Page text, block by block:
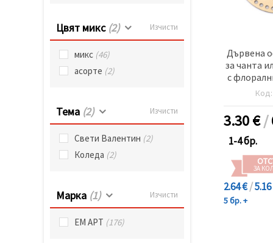
Цвят микс (2) Изчисти
микс (46)
асорте (2)
Тема (2) Изчисти
Свети Валентин (2)
Коледа (2)
Марка (1) Изчисти
ЕМ АРТ (176)
Дървена
за чанта
с
200x4Код:
3.30€/
1-4 бр.
ЗА
2.64 €/
5 бр. +